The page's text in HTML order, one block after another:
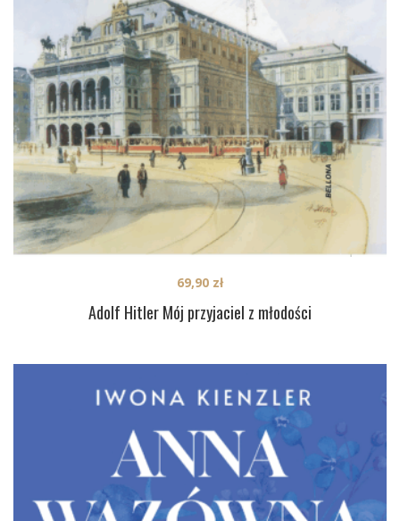
Adolf Hitler Mój przyjaciel z młodości
69,90 zł